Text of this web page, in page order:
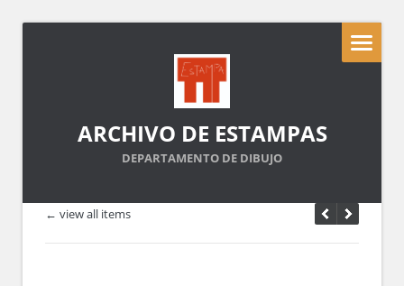
ARCHIVO DE ESTAMPAS
DEPARTAMENTO DE DIBUJO
← view all items